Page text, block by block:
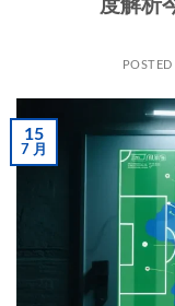
度解析
15
7 月